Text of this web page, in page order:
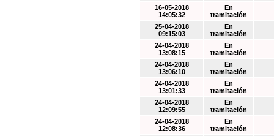
16-05-2018
14:05:32
En
tramitación
25-04-2018
09:15:03
En
tramitación
24-04-2018
13:08:15
En
tramitación
24-04-2018
13:06:10
En
tramitación
24-04-2018
13:01:33
En
tramitación
24-04-2018
12:09:55
En
tramitación
24-04-2018
12:08:36
En
tramitación